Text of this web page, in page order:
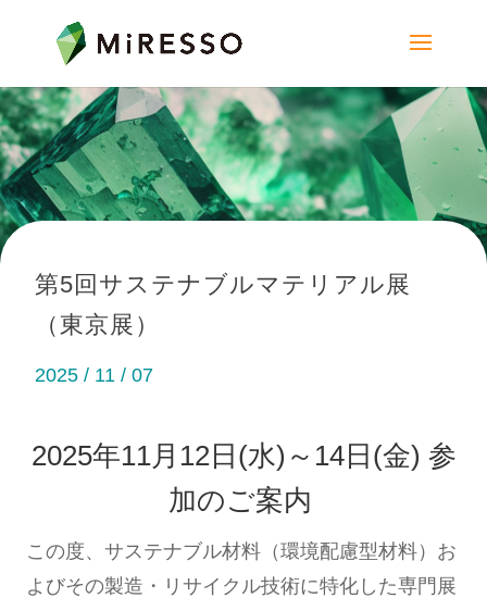
第5回サステナブルマテリアル展
（東京展）
2025 / 11 / 07
2025年11月12日(水)～14日(金) 参
加のご案内
この度、サステナブル材料（環境配慮型材料）お
よびその製造・リサイクル技術に特化した専門展